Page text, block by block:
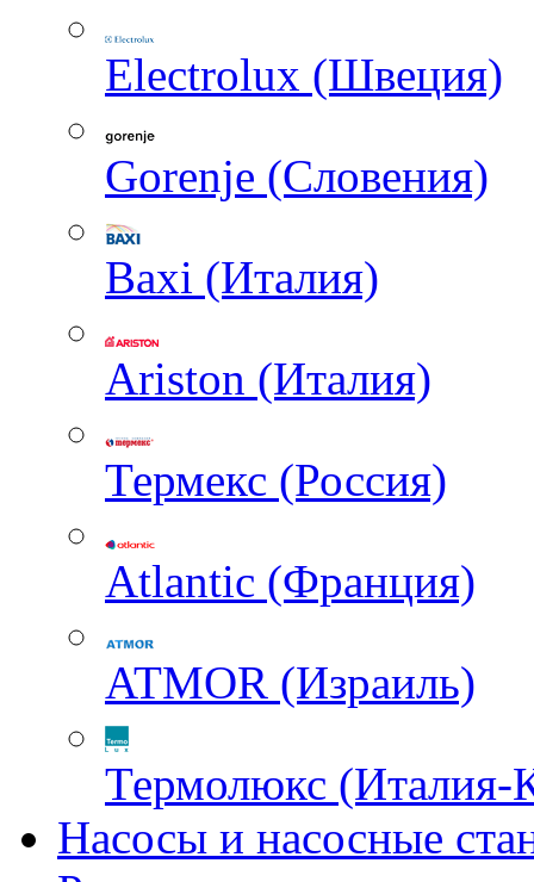
Electrolux (Швеция)
Gorenje (Словения)
Baxi (Италия)
Ariston (Италия)
Термекс (Россия)
Atlantic (Франция)
ATMOR (Израиль)
Термолюкс (Италия-
Насосы и насосные